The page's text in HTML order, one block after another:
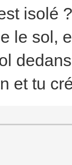
isolé
le sol,
et tu